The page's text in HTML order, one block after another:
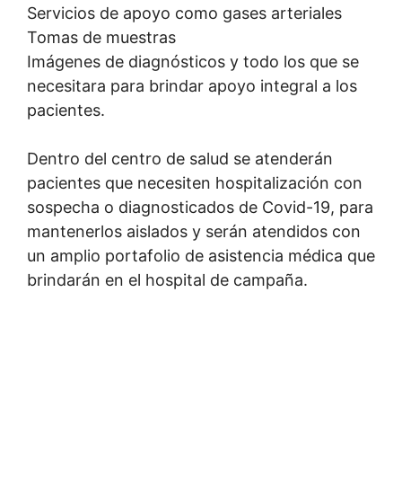
Servicios de apoyo como gases arteriales
Tomas de muestras
Imágenes de diagnósticos y todo los que se
necesitara para brindar apoyo integral a los
pacientes.
Dentro del centro de salud se atenderán
pacientes que necesiten hospitalización con
sospecha o diagnosticados de Covid-19, para
mantenerlos aislados y serán atendidos con
un amplio portafolio de asistencia médica que
brindarán en el hospital de campaña.